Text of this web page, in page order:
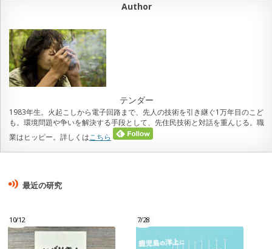
Author
テンダー
1983年生。火起こしから電子回路まで、先人の技術を引き継ぐ1万年目のこど
も。環境問題や争いを解決する手段として、先住民技術と対話を重んじる。職
業はヒッピー。詳しくはこちら
最近の研究
10/12 7/28